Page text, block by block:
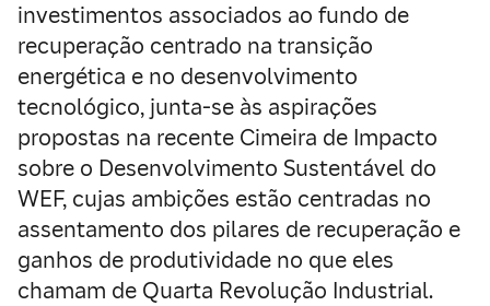
investimentos associados ao fundo de
recuperação centrado na transição
energética e no desenvolvimento
tecnológico, junta-se às aspirações
propostas na recente Cimeira de Impacto
sobre o Desenvolvimento Sustentável do
WEF, cujas ambições estão centradas no
assentamento dos pilares de recuperação e
ganhos de produtividade no que eles
chamam de Quarta Revolução Industrial.